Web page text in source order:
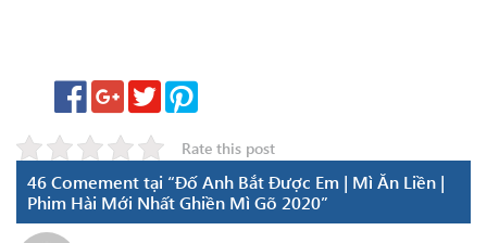
Rate this post
46 Comement tại “Đố Anh Bắt Được Em | Mì Ăn Liền |
Phim Hài Mới Nhất Ghiền Mì Gõ 2020”